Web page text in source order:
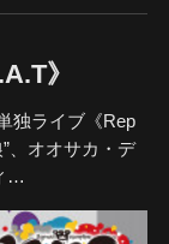
》
独ライブ《Rep
、オオサカ・デ
…